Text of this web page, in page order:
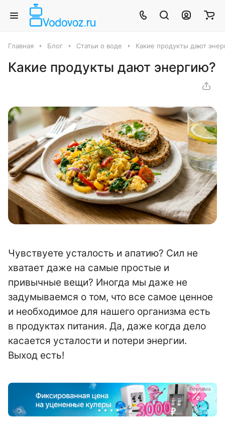
Главная Блог Статьи о воде Какие продукты дают
Какие продукты дают энергию?
Чувствуете усталость и апатию? Сил не
хватает даже на самые простые и
привычные вещи? Иногда мы даже не
задумываемся о том, что все самое ценное
и необходимое для нашего организма есть
в продуктах питания. Да, даже когда дело
касается усталости и потери энергии.
Выход есть!
Реклама